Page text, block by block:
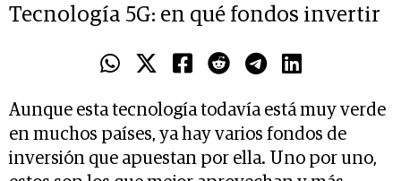
Tecnología 5G: en qué fondos invertir
Aunque esta tecnología todavía está muy verde
en muchos países, ya hay varios fondos de
inversión que apuestan por ella. Uno por uno,